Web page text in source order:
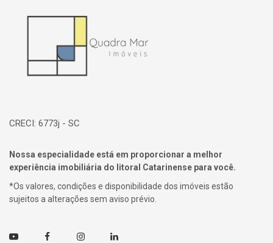
CRECI: 6773j - SC
Nossa especialidade está em proporcionar a melhor
experiência imobiliária do litoral Catarinense para você.
*Os valores, condições e disponibilidade dos imóveis estão
sujeitos a alterações sem aviso prévio.
Youtube FacebookInstagramLinkedin